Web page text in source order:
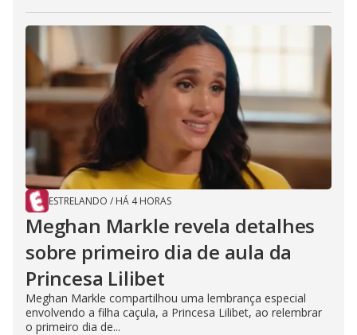
ESTRELANDO / HÁ 4 HORAS
Meghan Markle revela detalhes
sobre primeiro dia de aula da
Princesa Lilibet
Meghan Markle compartilhou uma lembrança especial
envolvendo a filha caçula, a Princesa Lilibet, ao relembrar
o primeiro dia de...